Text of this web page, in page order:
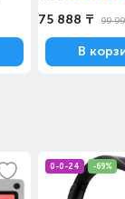
75 888 ₸ 99
В
0-0-24 -69%